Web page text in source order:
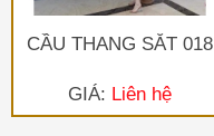
CẦU THANG SẮT 018
GIÁ: Liên hệ